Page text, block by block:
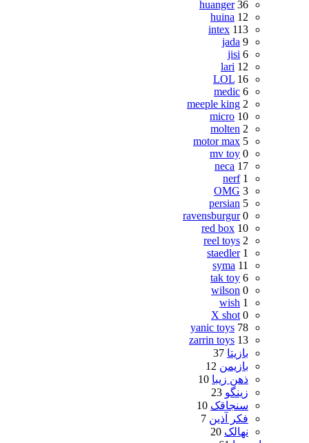
huanger 36
huina 12
intex 113
jada 9
jisi 6
lari 12
LOL 16
medic 6
meeple king 2
micro 10
molten 2
motor max 5
mv toy 0
neca 17
nerf 1
OMG 3
persian 5
ravensburgur 0
red box 10
reel toys 2
staedler 1
syma 11
tak toy 6
wilson 0
wish 1
X shot 0
yanic toys 78
zarrin toys 13
بازیتا 37
بازیمن 12
ذهن زیبا 10
زینگو 23
سنجاقک 10
فکر آذین 7
نهالک 20